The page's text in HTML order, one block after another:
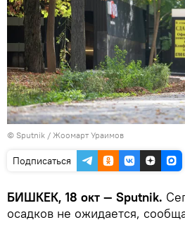
© Sputnik / Жоомарт Ураимов
Подписаться
БИШКЕК, 18 окт — Sputnik.
осадков не ожидается,